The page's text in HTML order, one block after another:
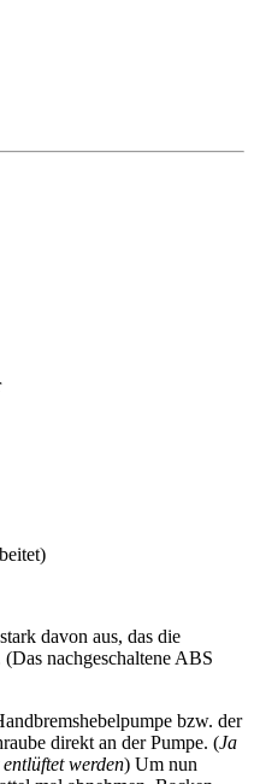
davon aus, das die
nachgeschaltene ABS
bzw. der
direkt an der Pumpe. (Ja
werden) Um nun